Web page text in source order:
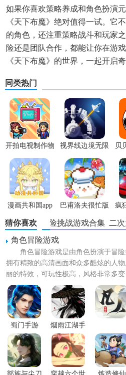
如果你喜欢策略养成和角色扮演
《天下布魔》绝对值得一试。它
的角色，还注重策略战斗和玩家
险还是团队合作，都能让你在游
《天下布魔》的世界，一起开启
同类热门
开拍电视制作物
语内置菜单版
视界线边境无限
科技点
贝
漫画共和国app
官方版
巴甫洛夫很忙版
疯
猜你喜欢 二
冒险挑战游戏合集
角色冒险游戏
角色冒险游戏是由角色扮演于冒
拥有精致的高清画面和众多酷炫的人
丽的特效，可玩性极高，风格非常多
的，玩家们可以感受到此类...
蜀门手游
烟雨江湖手
游